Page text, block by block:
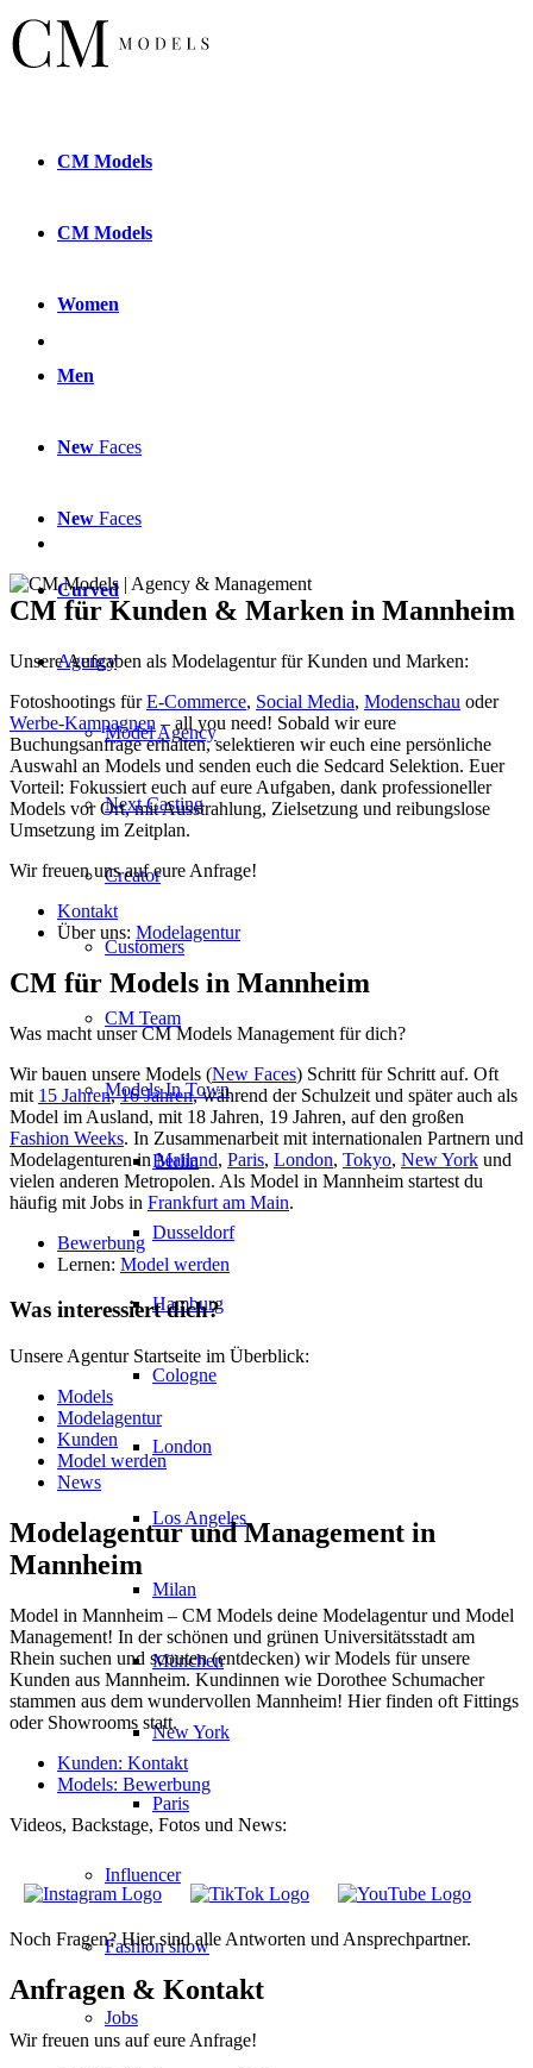
CM Models
CM Models
Women
Men
New Faces
New Faces
Curved
Agency
Model Agency
Next Casting
Creator
Customers
CM Team
Models In Town
Berlin
Dusseldorf
Hamburg
Cologne
London
Los Angeles
Milan
München
New York
Paris
Influencer
Fashion show
Jobs
CM für Kunden & Marken in Mannheim
Unsere Aufgaben als Modelagentur für Kunden und Marken:
Fotoshootings fürE-Commerce, Social Media, Modenschau oder
Werbe-Kampagnen – all you need! Sobald wir eure
Buchungsanfrage erhalten, selektieren wir euch eine persönliche
Auswahl an Models und senden euch die Sedcard Selektion. Euer
Vorteil: Fokussiert euch auf eure Aufgaben, dank professioneller
Models vor Ort, mit Ausstrahlung, Zielsetzung und reibungslose
Umsetzung im Zeitplan.
Wir freuen uns auf eure Anfrage!
Kontakt
Über uns: Modelagentur
CM für Models in Mannheim
Was macht unser CM Models Management für dich?
Wir bauen unsere Models (New Faces) Schritt für Schritt auf. Oft
mit 15 Jahren,16 Jahren, während der Schulzeit und später auch als
Model im Ausland, mit 18 Jahren, 19 Jahren, auf den großen
Fashion Weeks. In Zusammenarbeit mit internationalen Partnern und
Modelagenturen inMailand, Paris, London, Tokyo, New York und
vielen anderen Metropolen. Als Model in Mannheim startest du
häufig mit Jobs in Frankfurt am Main.
Bewerbung
Lernen: Model werden
Was interessiert dich?
Unsere Agentur Startseite im Überblick:
Models
Modelagentur
Kunden
Model werden
News
Modelagentur und Management in
Mannheim
Model in Mannheim – CM Models deine Modelagentur und Model
Management! In der schönen und grünen Universitätsstadt am
Rhein suchen und scouten (entdecken) wir Models für unsere
Kunden aus Mannheim. Kundinnen wie Dorothee Schumacher
stammen aus dem wundervollen Mannheim! Hier finden oft Fittings
oder Showrooms statt.
Kunden: Kontakt
Models: Bewerbung
Videos, Backstage, Fotos und News:
Noch Fragen? Hier sind alle Antworten und Ansprechpartner.
Anfragen & Kontakt
Wir freuen uns auf eure Anfrage!